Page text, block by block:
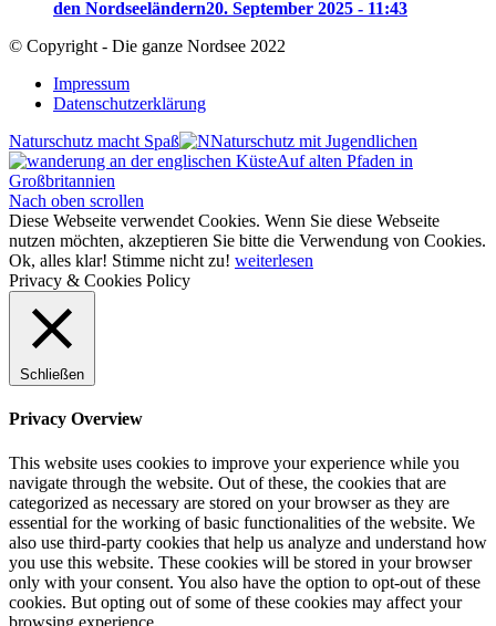
den Nordseeländern20. September 2025 - 11:43
© Copyright - Die ganze Nordsee 2022
Impressum
Datenschutzerklärung
Naturschutz macht Spaß
Auf alten Pfaden in
Großbritannien
Nach oben scrollen
Diese Webseite verwendet Cookies. Wenn Sie diese Webseite
nutzen möchten, akzeptieren Sie bitte die Verwendung von Cookies.
Ok, alles klar! Stimme nicht zu! weiterlesen
Privacy & Cookies Policy
Schließen
Privacy Overview
This website uses cookies to improve your experience while you
navigate through the website. Out of these, the cookies that are
categorized as necessary are stored on your browser as they are
essential for the working of basic functionalities of the website. We
also use third-party cookies that help us analyze and understand how
you use this website. These cookies will be stored in your browser
only with your consent. You also have the option to opt-out of these
cookies. But opting out of some of these cookies may affect your
browsing experience.